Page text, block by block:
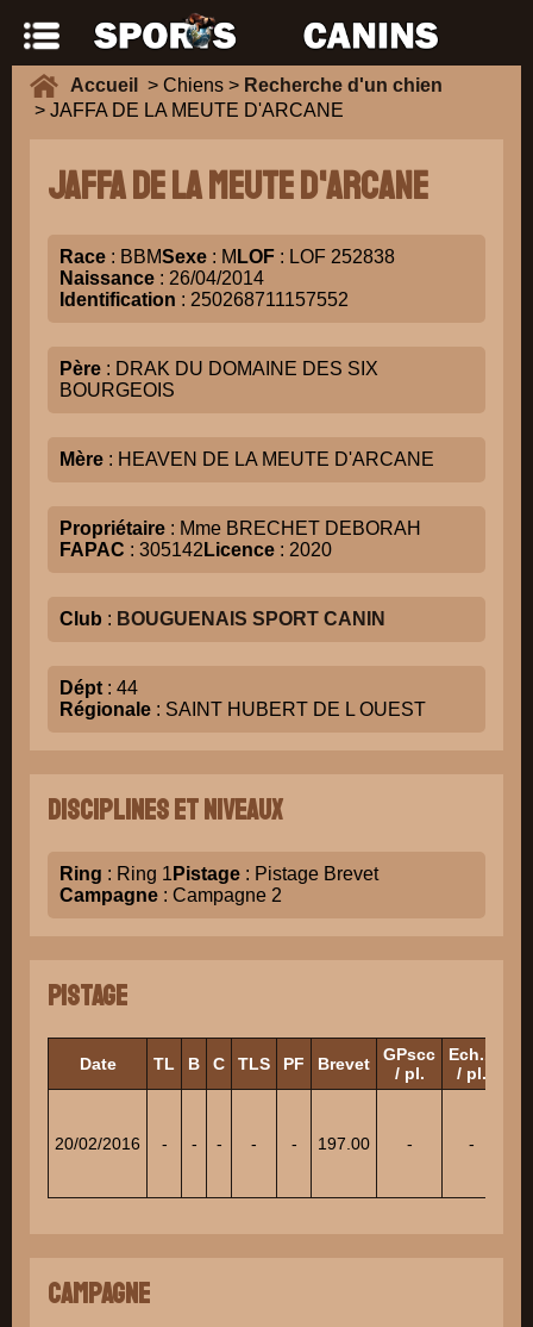
Accueil > Chiens > Recherche d'un chien
> JAFFA DE LA MEUTE D'ARCANE
JAFFA DE LA MEUTE D'ARCANE
Race : BBMSexe : M LOF : LOF 252838
Naissance : 26/04/2014
Identification : 250268711157552
Père : DRAK DU DOMAINE DES SIX
BOURGEOIS
Mère : HEAVEN DE LA MEUTE D'ARCANE
Propriétaire : Mme BRECHET DEBORAH
FAPAC : 305142 Licence : 2020
Club : BOUGUENAIS SPORT CANIN
Dépt : 44
Régionale : SAINT HUBERT DE L OUEST
Disciplines et niveaux
Ring : Ring 1 Pistage : Pistage Brevet
Campagne : Campagne 2
Pistage
Date TL B C TLS PF Brevet
GPscc
/ pl.
Ech.1
/ pl.
20/02/2016 - - - - - 197.00 - -
Campagne